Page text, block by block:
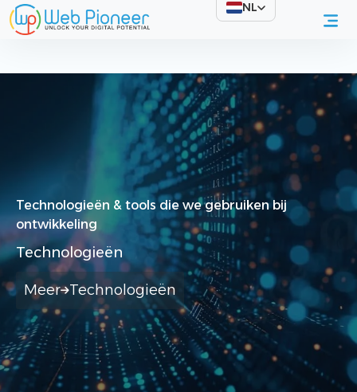
NL
Home About Us Technologies
Technologieën & tools die we gebruiken bij
ontwikkeling
Technologieën
Meer Technologieën